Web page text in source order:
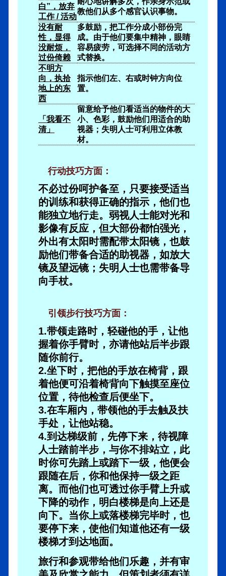
白”，放弃
工作 / 活动
教他们从多个感官认识事物。
没有耐
性，显得
没耐烦，
过份倚赖
多鼓励，把工作分成小部份完
成。由于他们要集中精神，眼睛
容易疲劳，可选择不同的活动方
式替换。
不明方
向，执拾
地上的东
西
指示他们左、右或时钟方向位
置。
「我看不
清」
留意给予他们看适当的物件的大
小、色彩，鼓励他们用适合的助
视器；失明人士可利用立体教
材。
行动技巧方面：
不必过份呵护备至，只要接受适当
的训练和获得正确的指示，他们也
能独立地行走。弱视人士能对光和
影像有反应，但大部份都怕强光，
外出有太阳时需配带太阳镜，也鼓
励他们带备合适的助视器，如放大
镜及望远镜；失明人士也需带备导
向手杖。
引领步行技巧方面：
1.带领走路时，轻碰他的手，让他
握着你手臂时，亦请他站后半步跟
随你前行。
2.坐下时，把他的手放在椅背，跟
着他便可沿着椅背向下触摸至座位
位置，待他检查后便坐下。
3.在车厢内，带领他的手去触及扶
手处，让他站稳。
4.到达梯级前，先停下来，待视障
人士踏前半步，与你不排站立，此
时你可先踏上或踏下一级，他便会
跟随在后，你和他保持一级之距
离。而他们也可透过你手臂上升或
下降的动作，明白楼梯是向上还是
向下。当你上或落楼梯完毕时，也
要停下来，使他们知道他还有一级
楼梯才到达地面。
旅行和参观带给他们乐趣，并有审